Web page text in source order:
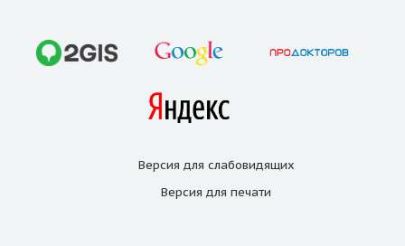
Версия для слабовидящих
Версия для печати